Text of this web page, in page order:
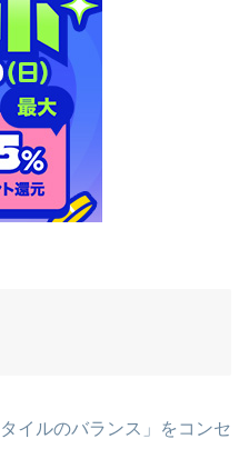
イルのバランス」をコンセ